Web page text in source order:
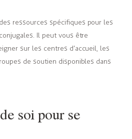
ressources spécifiques pour les
Il peut vous être
sur les centres d’accueil, les
de soutien disponibles dans
soi pour se